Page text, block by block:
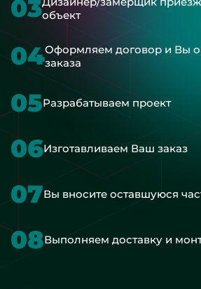
03объект
04Оформляем договор и Вы
заказа
05Разрабатываем проект
06Изготавливаем Ваш заказ
07Вы вносите оставшуюся
08Выполняем доставку и